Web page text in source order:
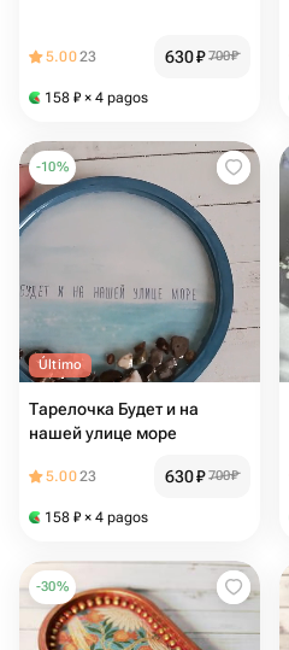
5.0023 630₽ 700₽
158 ₽ × 4 pagos
-10%
Último
Тарелочка Будет и на
нашей улице море
5.0023 630₽ 700₽
158 ₽ × 4 pagos
-30%